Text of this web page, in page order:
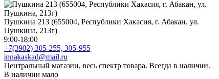
Пушкина 213 (655004, Республики Хакасия, г. Абакан, ул.
Пушкина, 213г)
9:00-18:00
+7(3902) 305-255, 305-955
innakaskad@mail.ru
Центральный магазин, весь спектр товара. Всегда в наличии.
В наличии мало